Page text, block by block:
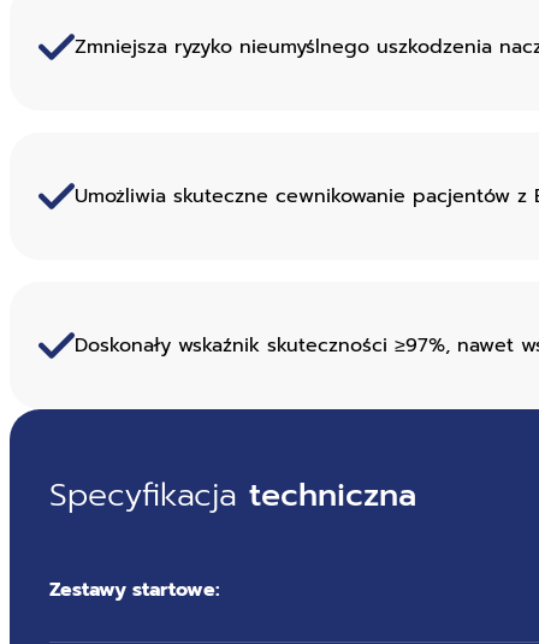
Zmniejsza ryzyko nieumyślnego uszkodzenia
Umożliwia skuteczne cewnikowanie pacjentów z
Doskonały wskaźnik skuteczności ≥97%,
Specyfikacja techniczna
Zestawy startowe: